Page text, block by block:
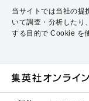
当サイトでは当社の提
いて調査・分析したり
する目的で Cookie を